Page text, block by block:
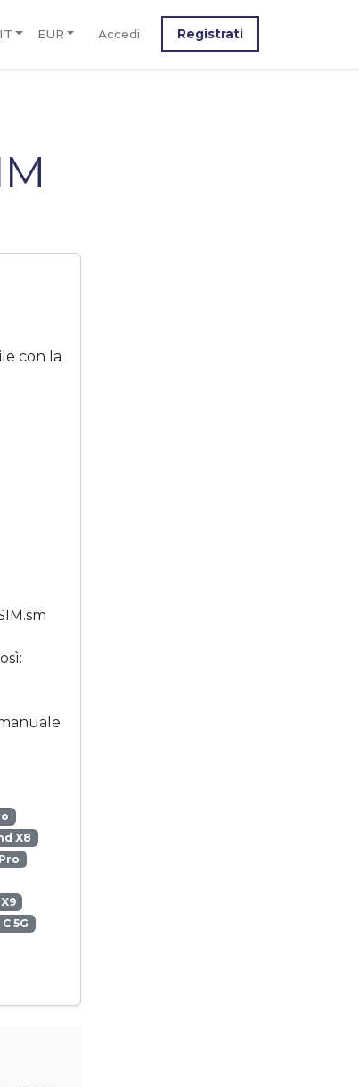
IT EUR Accedi Registrati
con la
X8
5G